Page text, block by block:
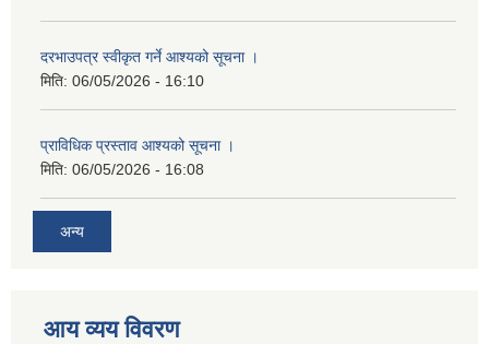
दरभाउपत्र स्वीकृत गर्ने आश्यको सूचना ।
मिति: 06/05/2026 - 16:10
प्राविधिक प्रस्ताव आश्यको सूचना ।
मिति: 06/05/2026 - 16:08
अन्य
आय व्यय विवरण